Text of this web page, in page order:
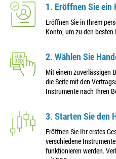
1. Eröffnen Sie ein
Eröffnen Sie in Ihrem
Konto, um zu den
2. Wählen Sie
Mit einem zuverlässigen
die Seite mit den
Instrumente nach Ihren
3. Starten Sie den
Eröffnen Sie Ihr erstes
verschiedene
funktionieren werden.